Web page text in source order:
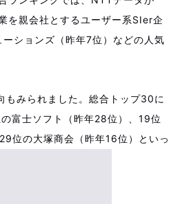
を親会社とするユーザー系SIer企
ションズ（昨年7位）などの人気
もみられました。総合トップ30に
富士ソフト（昨年28位）、19位
位の大塚商会（昨年16位）といっ